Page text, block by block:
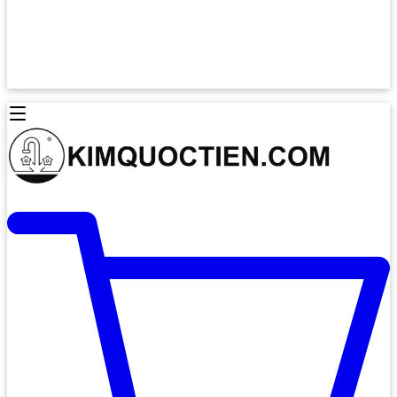
Lò Nướng Hafele
Máy Hút Khử Mùi Classic
Máy Rửa Chén Bát
Máy Rửa Chén Âm Toàn Phần
Máy Rửa Chén Bát 12 Bộ
Máy Rửa Chén Bát Bán Âm
Thiết Bị Vệ Sinh TOTO
Thiết Bị Vệ Sinh American Standard
Thiết Bị Vệ Sinh VIGLACERA
Thiết Bị Vệ Sinh THIÊN THANH
Thiết Bị Bếp